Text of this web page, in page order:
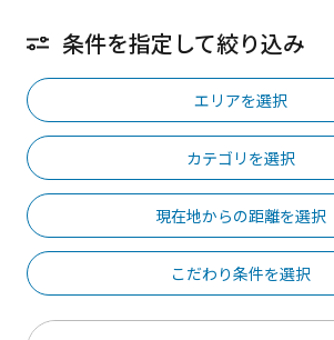
条件を指定して絞り込み
エリアを選択
カテゴリを選択
現在地からの距離を選択
こだわり条件を選択